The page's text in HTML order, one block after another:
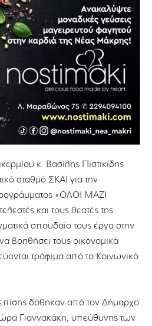
κ. Βασίλης Πιστικίδης
σταθμό ΣΚΑΙ για την
«ΟΛΟΙ ΜΑΖΙ
και τους θεατές της
σπουδαίο τους έργο στην
βοηθήσει τους οικονομικά
τρόφιμα από το Κοινωνικό
επίσης δόθηκαν από τον Δήμαρχο
Γιαννακάκη, υπεύθυνης των